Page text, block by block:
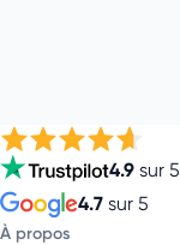
4.9 sur 5
4.7 sur 5
À propos